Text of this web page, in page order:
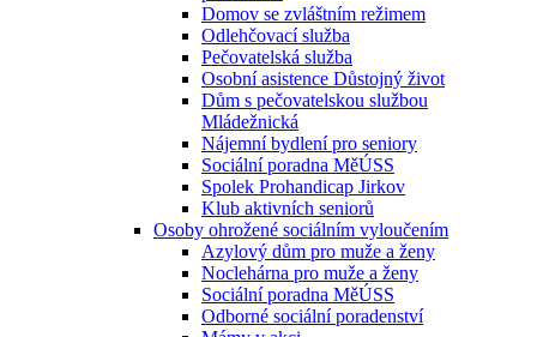
Domov se zvláštním režimem
Odlehčovací služba
Pečovatelská služba
Osobní asistence Důstojný život
Dům s pečovatelskou službou
Mládežnická
Nájemní bydlení pro seniory
Sociální poradna MěÚSS
Spolek Prohandicap Jirkov
Klub aktivních seniorů
Osoby ohrožené sociálním vyloučením
Azylový dům pro muže a ženy
Noclehárna pro muže a ženy
Sociální poradna MěÚSS
Odborné sociální poradenství